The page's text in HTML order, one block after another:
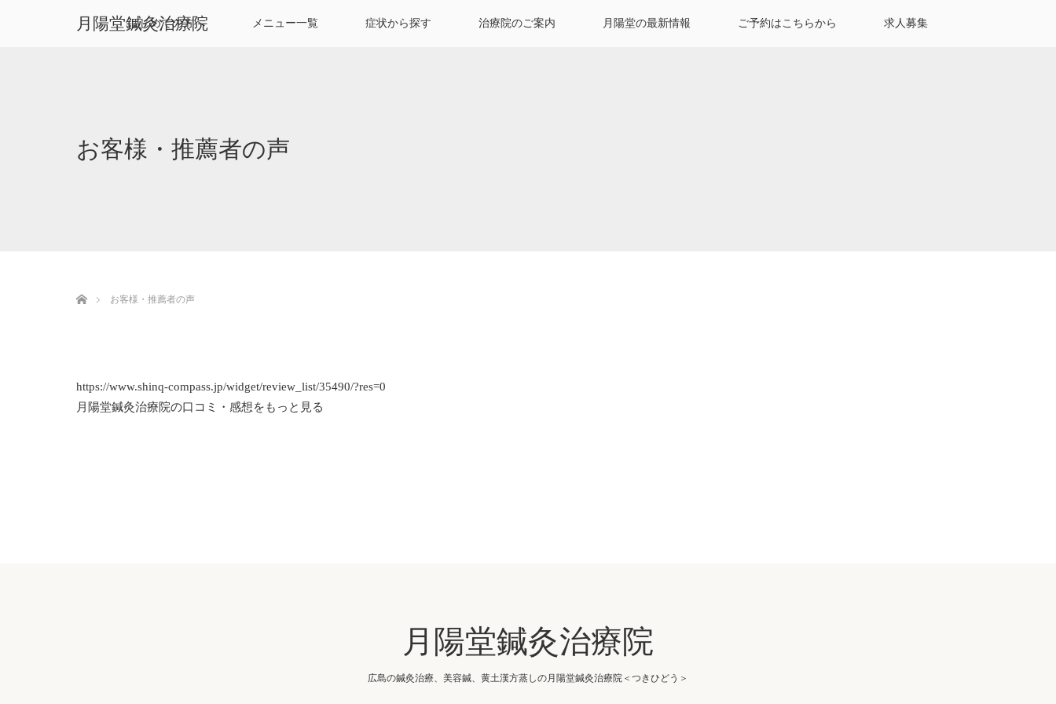
月陽堂鍼灸治療院
はじめての方へ メニュー一覧 症状から探す 治療院のご案内 月陽堂の最新情報 ご予約はこちらから 求人募集
お客様・推薦者の声
お客様・推薦者の声
https://www.shinq-compass.jp/widget/review_list/35490/?res=0
月陽堂鍼灸治療院の口コミ・感想をもっと見る
月陽堂鍼灸治療院
広島の鍼灸治療、美容鍼、黄土漢方蒸しの月陽堂鍼灸治療院＜つきひどう＞